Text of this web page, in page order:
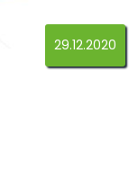
29.12.2020